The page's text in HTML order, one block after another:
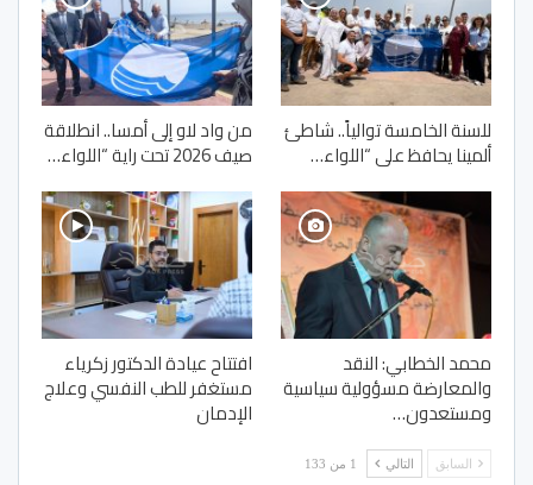
للسنة الخامسة توالياً.. شاطئ
ألمينا يحافظ على “اللواء…
من واد لاو إلى أمسا.. انطلاقة
صيف 2026 تحت راية “اللواء…
محمد الخطابي: النقد
والمعارضة مسؤولية سياسية
ومستعدون…
افتتاح عيادة الدكتور زكرياء
مستغفر للطب النفسي وعلاج
الإدمان
السابق التالي 1 من 133